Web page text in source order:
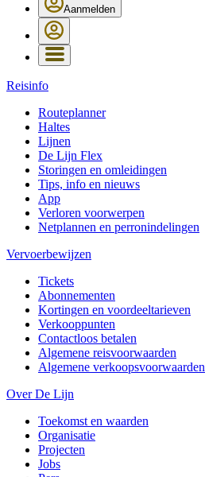
Aanmelden
Reisinfo
Routeplanner
Haltes
Lijnen
De Lijn Flex
Storingen en omleidingen
Tips, info en nieuws
App
Verloren voorwerpen
Netplannen en perronindelingen
Vervoerbewijzen
Tickets
Abonnementen
Kortingen en voordeeltarieven
Verkooppunten
Contactloos betalen
Algemene reisvoorwaarden
Algemene verkoopsvoorwaarden
Over De Lijn
Toekomst en waarden
Organisatie
Projecten
Jobs